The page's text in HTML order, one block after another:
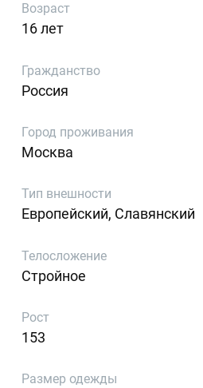
Возраст
16 лет
Гражданство
Россия
Город проживания
Москва
Тип внешности
Европейский, Славянский
Телосложение
Стройное
Рост
153
Размер одежды